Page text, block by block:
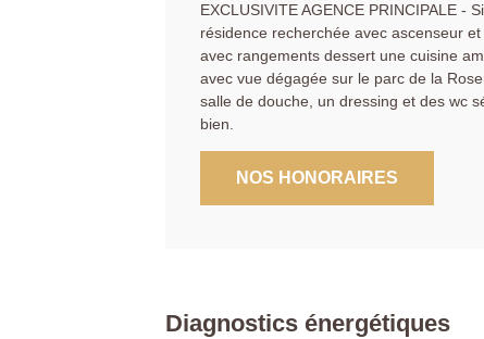
EXCLUSIVITE AGENCE PRINCIPALE -
résidence recherchée avec ascenseur
avec rangements dessert une cuisine
avec vue dégagée sur le parc de la
salle de douche, un dressing et des wc
bien.
NOS HONORAIRES
Diagnostics énergétiques